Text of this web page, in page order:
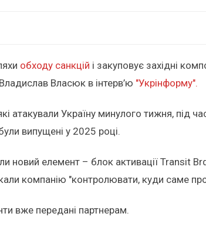
обходу санкцій і закуповує західні
Власюк в інтерв’ю "Укрінформу".
атакували Україну минулого тижня, під
випущені у 2025 році.
новий елемент – блок активації Transit
компанію "контролювати, куди саме
вже передані партнерам.